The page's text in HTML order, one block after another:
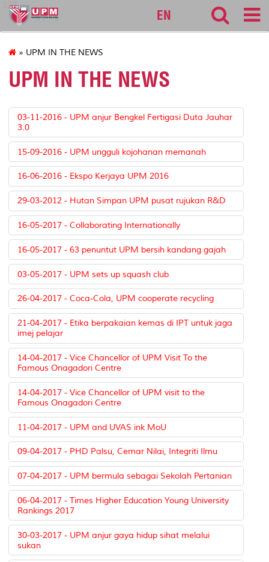
127
EN
» UPM IN THE NEWS
UPM IN THE NEWS
03-11-2016 - UPM anjur Bengkel Fertigasi Duta Jauhar
3.0
15-09-2016 - UPM ungguli kojohanan memanah
16-06-2016 - Ekspo Kerjaya UPM 2016
29-03-2012 - Hutan Simpan UPM pusat rujukan R&D
16-05-2017 - Collaborating Internationally
16-05-2017 - 63 penuntut UPM bersih kandang gajah
03-05-2017 - UPM sets up squash club
26-04-2017 - Coca-Cola, UPM cooperate recycling
21-04-2017 - Etika berpakaian kemas di IPT untuk jaga
imej pelajar
14-04-2017 - Vice Chancellor of UPM Visit To the
Famous Onagadori Centre
14-04-2017 - Vice Chancellor of UPM visit to the
Famous Onagadori Centre
11-04-2017 - UPM and UVAS ink MoU
09-04-2017 - PHD Palsu, Cemar Nilai, Integriti Ilmu
07-04-2017 - UPM bermula sebagai Sekolah Pertanian
06-04-2017 - Times Higher Education Young University
Rankings 2017
30-03-2017 - UPM anjur gaya hidup sihat melalui
sukan